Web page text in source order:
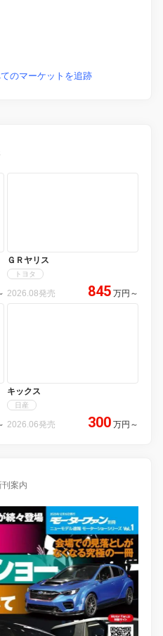
のマーケットを追跡
ＧＲヤリス
トヨタ
2026.08発売 845 万円 ～
キックス
日産
2026.06発売 300 万円 ～
刊案内